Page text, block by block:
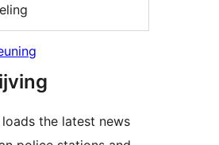
the latest news